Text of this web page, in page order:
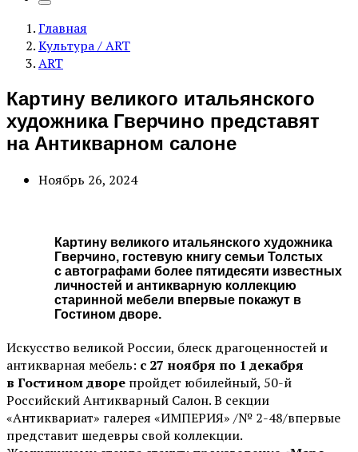
Главная
Культура / ART
ART
Картину великого итальянского
художника Гверчино представят
на Антикварном салоне
Ноябрь 26, 2024
Картину великого итальянского художника
Гверчино, гостевую книгу семьи Толстых
с автографами более пятидесяти известных
личностей и антикварную коллекцию
старинной мебели впервые покажут в
Гостином дворе.
Искусство великой России, блеск драгоценностей и
антикварная мебель: c 27 ноября по 1 декабря
в Гостином дворе пройдет юбилейный, 50-й
Российский Антикварный Салон. В секции
«Антиквариат» галерея «ИМПЕРИЯ» /№ 2-48/впервые
представит шедевры свой коллекции.